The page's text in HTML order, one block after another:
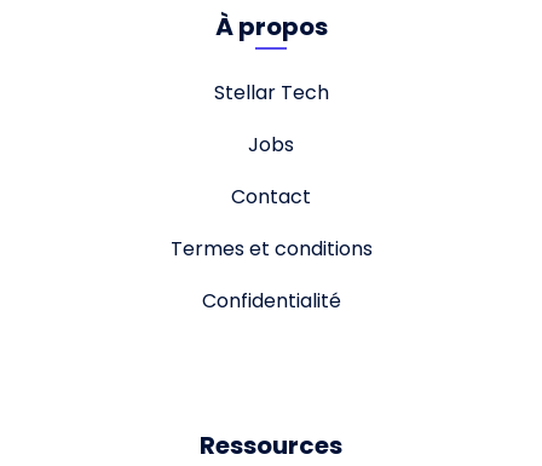
À propos
Stellar Tech
Jobs
Contact
Termes et conditions
Confidentialité
Ressources